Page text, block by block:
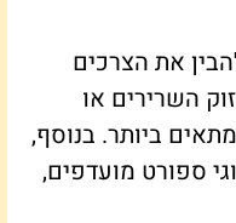
את הצרכים
השרירים או
ביותר. בנוסף,
ספורט מועדפים,